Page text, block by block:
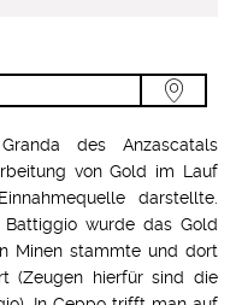
des Anzascatals
von Gold im Lauf
darstellte.
wurde das Gold
Minen stammte und dort
(Zeugen hierfür sind die